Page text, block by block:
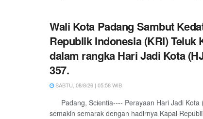
Wali Kota Padang Sambut
Republik Indonesia (KRI) Teluk
dalam rangka Hari Jadi Kota
357.
SABTU, 08/8/26 | 05:58 WIB
Padang, Scientia---- Perayaan Hari Jadi Kota
semakin semarak dengan hadirnya Kapal